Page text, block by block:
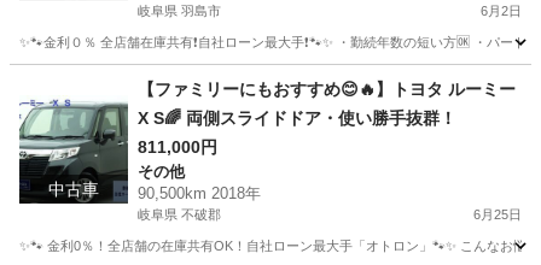
岐阜県 羽島市 6月2日
✨🐾金利０％ 全店舗在庫共有❗️自社ローン最大手❗️🐾✨ ・勤続年数の短い方🆗 ・パー
ムーヴキャンバス
中古車
【ファミリーにもおすすめ😊🔥】トヨタ ルーミー
X S🌈 両側スライドドア・使い勝手抜群！
811,000円
その他
90,500km 2018年
岐阜県 不破郡 6月25日
✨🐾 金利0％！全店舗の在庫共有OK！自社ローン最大手「オトロン」🐾✨ こんなお